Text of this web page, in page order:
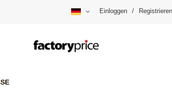
Einloggen / Registrieren